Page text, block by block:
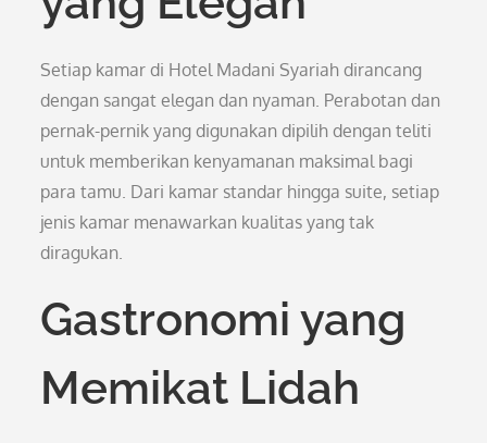
Setiap kamar di Hotel Madani Syariah dirancang
dengan sangat elegan dan nyaman. Perabotan dan
pernak-pernik yang digunakan dipilih dengan teliti
untuk memberikan kenyamanan maksimal bagi
para tamu. Dari kamar standar hingga suite, setiap
jenis kamar menawarkan kualitas yang tak
diragukan.
Gastronomi yang
Memikat Lidah